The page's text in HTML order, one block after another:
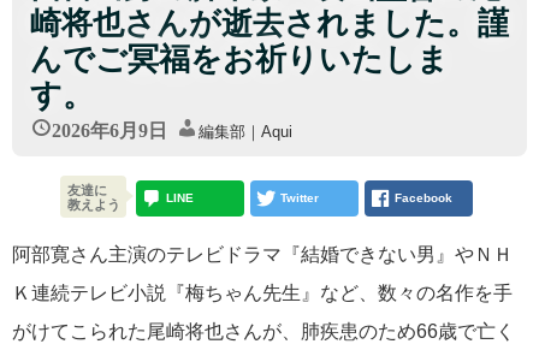
崎将也さんが逝去されました。謹
んでご冥福をお祈りいたしま
す。
2026年6月9日 編集部｜Aqui
阿部寛さん主演のテレビドラマ『結婚できない男』やＮＨ
Ｋ連続テレビ小説『梅ちゃん先生』など、数々の名作を手
がけてこられた尾崎将也さんが、肺疾患のため66歳で亡く
友達に
教えよう
LINE Twitter Facebook